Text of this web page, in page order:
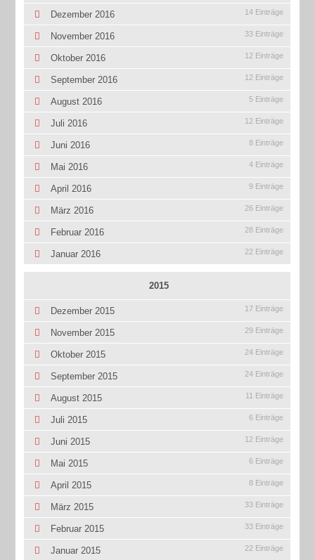
Dezember 2016 14 Einträge
November 2016 33 Einträge
Oktober 2016 12 Einträge
September 2016 12 Einträge
August 2016 5 Einträge
Juli 2016 12 Einträge
Juni 2016 8 Einträge
Mai 2016 4 Einträge
April 2016 9 Einträge
März 2016 26 Einträge
Februar 2016 28 Einträge
Januar 2016 22 Einträge
2015
Dezember 2015 17 Einträge
November 2015 29 Einträge
Oktober 2015 24 Einträge
September 2015 24 Einträge
August 2015 11 Einträge
Juli 2015 6 Einträge
Juni 2015 12 Einträge
Mai 2015 6 Einträge
April 2015 8 Einträge
März 2015 33 Einträge
Februar 2015 33 Einträge
Januar 2015 22 Einträge